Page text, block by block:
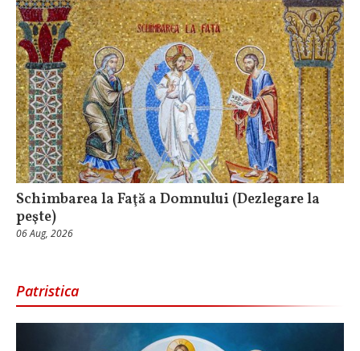
Schimbarea la Faţă a Domnului (Dezlegare la
peşte)
06 Aug, 2026
Patristica